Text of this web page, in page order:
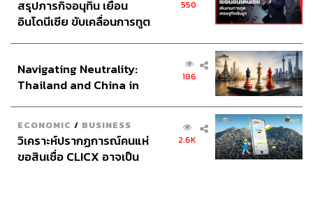
สรุปภารกิจอนุทิน เยือน
อินโดนีเซีย ขับเคลื่อนการทูต
อินโดนีเซีย
550
Navigating Neutrality:
Thailand and China in
186
ECONOMIC / BUSINESS
วิเคราะห์ปรากฏการณ์คนแห่
ขอสินเชื่อ CLICX อาจเป็น
2.6K